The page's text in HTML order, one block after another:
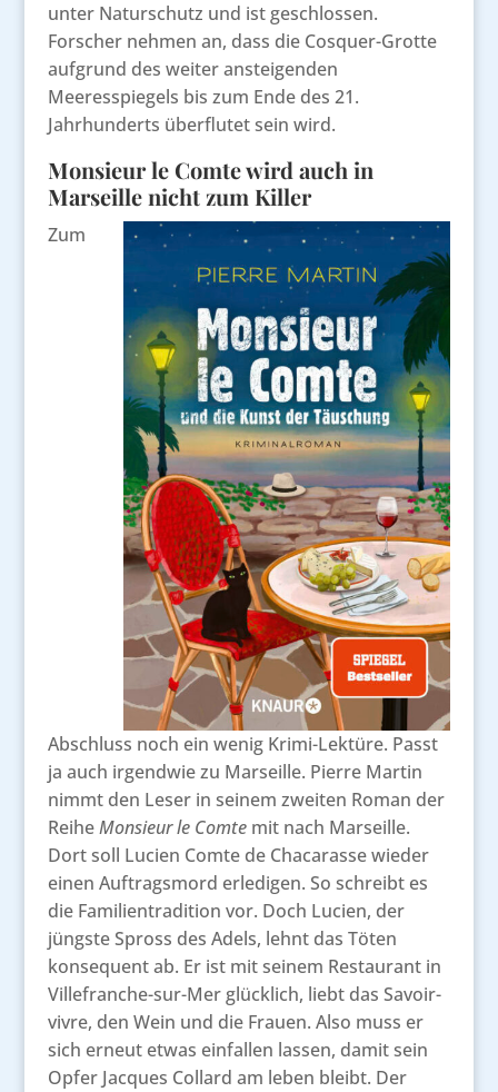
unter Naturschutz und ist geschlossen.
Forscher nehmen an, dass die Cosquer-Grotte
aufgrund des weiter ansteigenden
Meeresspiegels bis zum Ende des 21.
Jahrhunderts überflutet sein wird.
Monsieur le Comte wird auch in
Marseille nicht zum Killer
Zum
Abschluss noch ein wenig Krimi-Lektüre. Passt
ja auch irgendwie zu Marseille. Pierre Martin
nimmt den Leser in seinem zweiten Roman der
ReiheMonsieur le Comtemit nach Marseille.
Dort soll Lucien Comte de Chacarasse wieder
einen Auftragsmord erledigen. So schreibt es
die Familientradition vor. Doch Lucien, der
jüngste Spross des Adels, lehnt das Töten
konsequent ab. Er ist mit seinem Restaurant in
Villefranche-sur-Mer glücklich, liebt das Savoir-
vivre, den Wein und die Frauen. Also muss er
sich erneut etwas einfallen lassen, damit sein
Opfer Jacques Collard am leben bleibt. Der